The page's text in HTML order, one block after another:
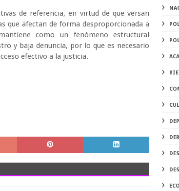
de referencia, en virtud de que versan
que afectan de forma desproporcionada a
como un fenómeno estructural
y baja denuncia, por lo que es necesario
efectivo a la justicia.